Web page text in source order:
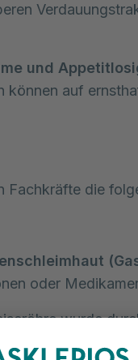
und
können auf
Fachkräfte die
oder
wurde